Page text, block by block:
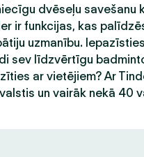
dvēseļu savešanu
ir funkcijas, kas
uzmanību.
sev līdzvērtīgu
ar vietējiem? Ar
un vairāk nekā 40